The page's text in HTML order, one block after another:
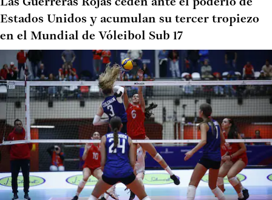
Las Guerreras Rojas ceden ante el poderío de
Estados Unidos y acumulan su tercer tropiezo
en el Mundial de Vóleibol Sub 17